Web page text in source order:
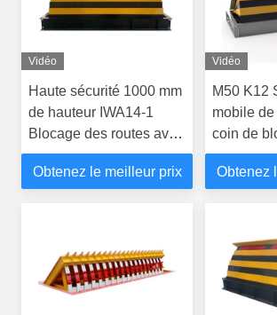
Vidéo
Haute sécurité 1000 mm
de hauteur IWA14-1
Blocage des routes avec
système de barrière de
coin de traitement
Obtenez le meilleur prix
Vidéo
M50 K12
mobile
coin de
testé par
Obtenez